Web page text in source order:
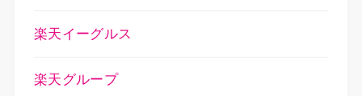
楽天イーグルス
楽天グループ